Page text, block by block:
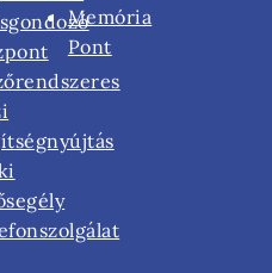
Memória
Pont